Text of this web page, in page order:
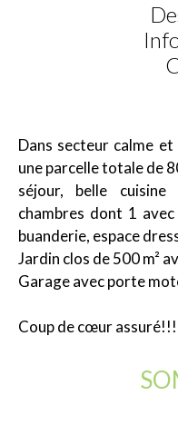
Dans secteur calme
une parcelle totale de
séjour, belle
chambres dont 1
buanderie, espace
Jardin clos de 500 m²
Garage avec porte
Coup de cœur